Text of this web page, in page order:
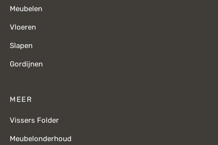
Meubelen
Vloeren
Slapen
Gordijnen
MEER
Vissers Folder
Meubelonderhoud